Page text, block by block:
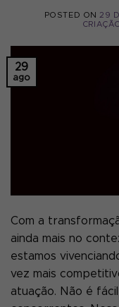
POSTED ON 29
29
ago
Com a
ainda mais no
estamos
vez mais
atuação. Não é